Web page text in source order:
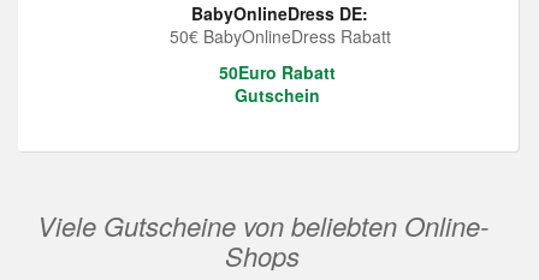
BabyOnlineDress DE:
50€ BabyOnlineDress Rabatt
50Euro Rabatt
Gutschein
Viele Gutscheine von beliebten Online-
Shops